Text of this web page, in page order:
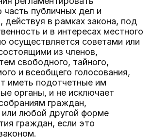
часть публичных дел и
действуя в рамках закона, под
и в интересах местного
осуществляется советами или
из членов,
свободного, тайного,
и всеобщего голосования,
иметь подотчетные им
органы, и не исключает
граждан,
любой другой форме
граждан, если это